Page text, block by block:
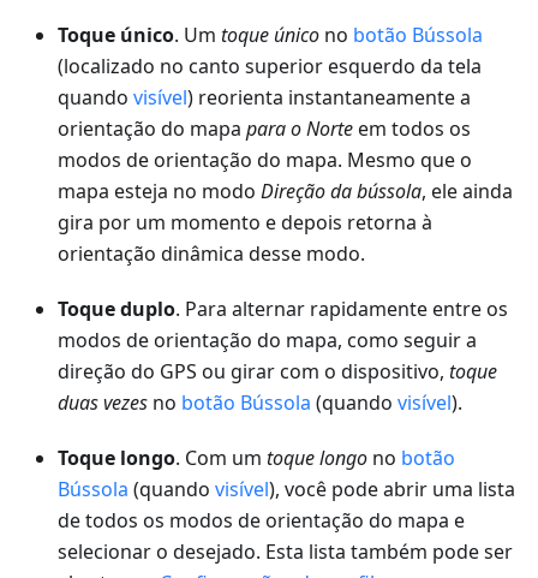
Toque único. Um toque único no botão Bússola
(localizado no canto superior esquerdo da tela
quando visível) reorienta instantaneamente a
orientação do mapa para o Norteem todos os
modos de orientação do mapa. Mesmo que o
mapa esteja no modo Direção da bússola, ele ainda
gira por um momento e depois retorna à
orientação dinâmica desse modo.
Toque duplo. Para alternar rapidamente entre os
modos de orientação do mapa, como seguir a
direção do GPS ou girar com o dispositivo, toque
duas vezes no botão Bússola (quando visível).
Toque longo. Com um toque longo no botão
Bússola (quando visível), você pode abrir uma lista
de todos os modos de orientação do mapa e
selecionar o desejado. Esta lista também pode ser